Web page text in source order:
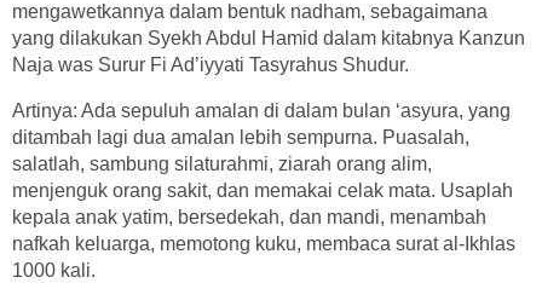
mengawetkannya dalam bentuk nadham, sebagaimana
yang dilakukan Syekh Abdul Hamid dalam kitabnya Kanzun
Naja was Surur Fi Ad’iyyati Tasyrahus Shudur.
Artinya: Ada sepuluh amalan di dalam bulan ‘asyura, yang
ditambah lagi dua amalan lebih sempurna. Puasalah,
salatlah, sambung silaturahmi, ziarah orang alim,
menjenguk orang sakit, dan memakai celak mata. Usaplah
kepala anak yatim, bersedekah, dan mandi, menambah
nafkah keluarga, memotong kuku, membaca surat al-Ikhlas
1000 kali.